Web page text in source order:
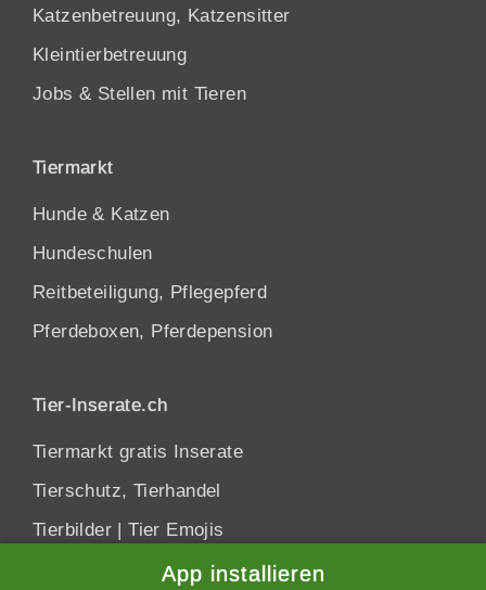
Datenschutzhinweis Schliessen
Katzenbetreuung, Katzensitter
Kleintierbetreuung
Jobs & Stellen mit Tieren
Tiermarkt
Hunde & Katzen
Hundeschulen
Reitbeteiligung, Pflegepferd
Pferdeboxen, Pferdepension
Tier-Inserate.ch
Tiermarkt gratis Inserate
Tierschutz, Tierhandel
Tierbilder |Tier Emojis
App installieren